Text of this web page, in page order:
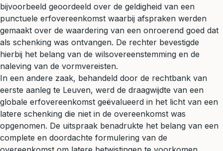
bijvoorbeeld geoordeeld over de geldigheid van een
punctuele erfovereenkomst waarbij afspraken werden
gemaakt over de waardering van een onroerend goed dat
als schenking was ontvangen. De rechter bevestigde
hierbij het belang van de wilsovereenstemming en de
naleving van de vormvereisten.
In een andere zaak, behandeld door de rechtbank van
eerste aanleg te Leuven, werd de draagwijdte van een
globale erfovereenkomst geëvalueerd in het licht van een
latere schenking die niet in de overeenkomst was
opgenomen. De uitspraak benadrukte het belang van een
complete en doordachte formulering van de